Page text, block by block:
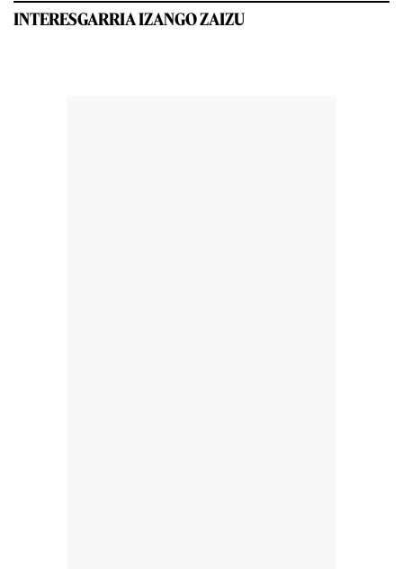
INTERESGARRIA IZANGO ZAIZU